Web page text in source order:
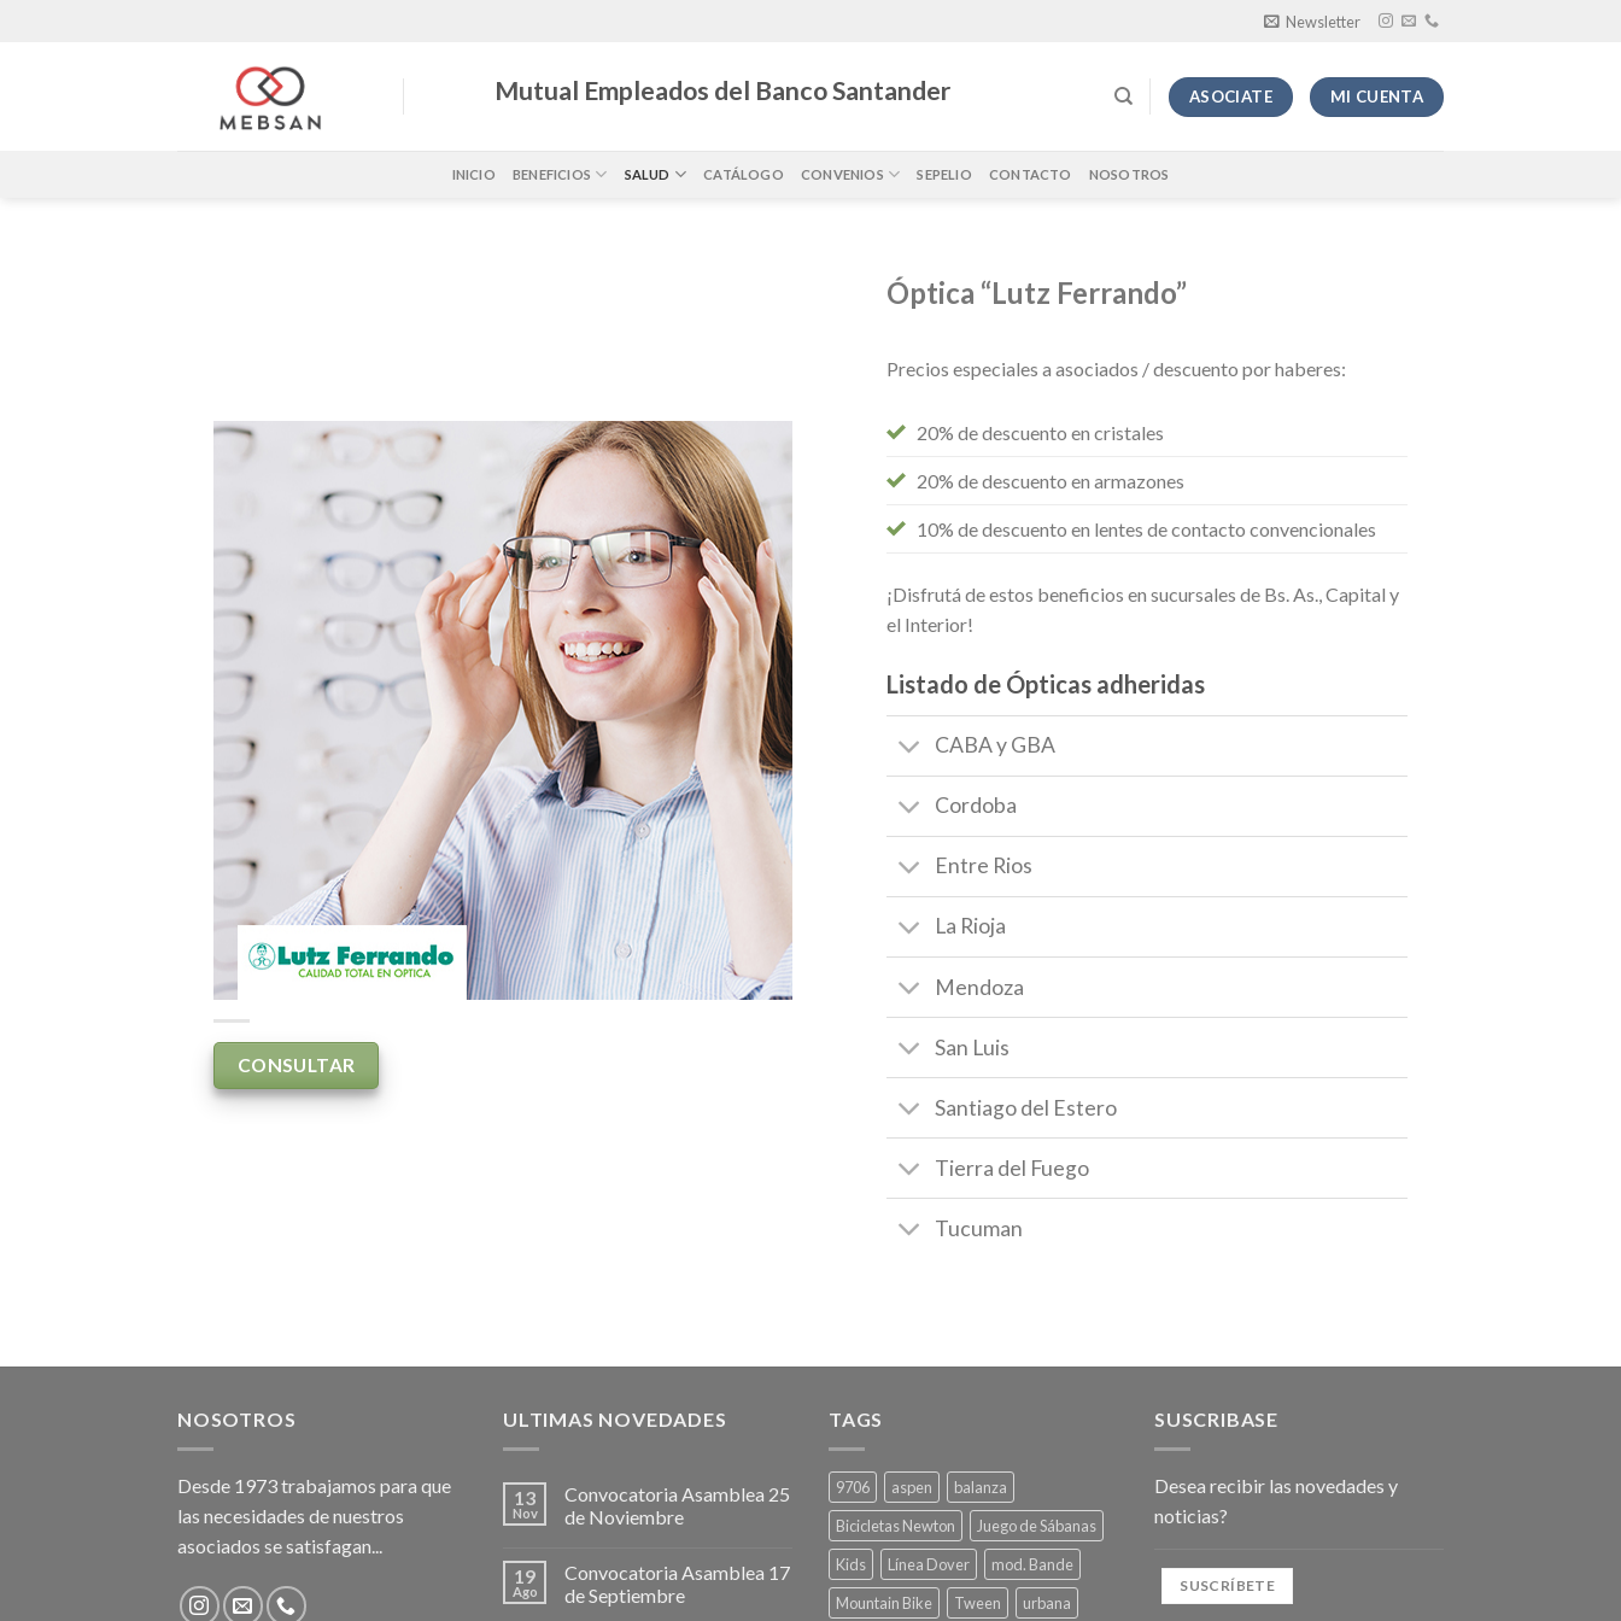
Newsletter
Mutual Empleados del Banco Santander ASOCIATE MI CUENTA
INICIO BENEFICIOS SALUD CATÁLOGO CONVENIOS SEPELIO CONTACTO NOSOTROS
CONSULTAR
Óptica “Lutz Ferrando”
Precios especiales a asociados / descuento por haberes:
20% de descuento en cristales
20% de descuento en armazones
10% de descuento en lentes de contacto convencionales
¡Disfrutá de estos beneficios en sucursales de Bs. As., Capital y
el Interior!
Listado de Ópticas adheridas
CABA y GBA
Cordoba
Entre Rios
La Rioja
Mendoza
San Luis
Santiago del Estero
Tierra del Fuego
Tucuman
NOSOTROS
Desde 1973 trabajamos para que
las necesidades de nuestros
asociados se satisfagan...
ULTIMAS NOVEDADES
13
Nov
Convocatoria Asamblea 25
de Noviembre
19
Ago
Convocatoria Asamblea 17
de Septiembre
TAGS
9706 aspen
balanza
Bicicletas Newton
Juego de Sábanas
Kids
Línea Dover
mod. Bande
Mountain Bike
Tween urbana
SUSCRIBASE
Desea recibir las novedades y
noticias?
SUSCRÍBETE